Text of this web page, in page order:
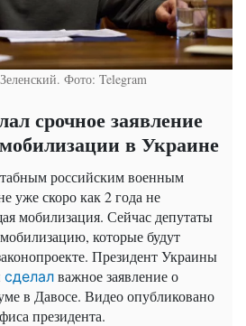
Фото: Telegram
срочное заявление
в Украине
российским военным
уже скоро как 2 года не
мобилизация. Сейчас депутаты
которые будут
Президент Украины
сделал важное заявление о
в Давосе. Видео опубликовано
президента.